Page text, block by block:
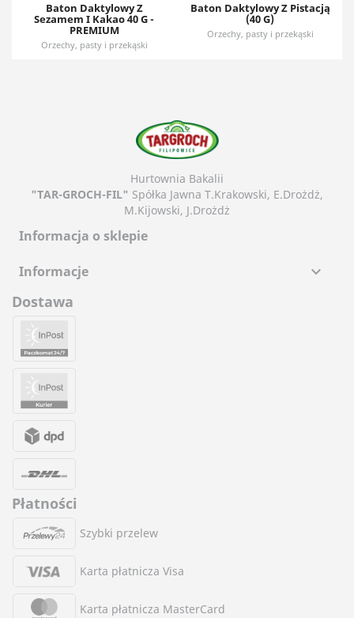
Baton Daktylowy Z
Sezamem I Kakao 40 G -
PREMIUM
Orzechy, pasty i przekąski
Baton Daktylowy Z Pistacją
(40 G)
Orzechy, pasty i przekąski
Hurtownia Bakalii
"TAR-GROCH-FIL" Spółka Jawna T.Krakowski, E.Drożdż,
M.Kijowski, J.Drożdż
Informacja o sklepie
Informacje

Dostawa
Płatności
Szybki przelew
Karta płatnicza Visa
Karta płatnicza MasterCard